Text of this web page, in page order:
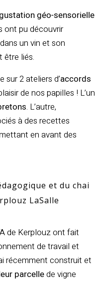
géo-sensorielle
ont pu découvrir
un vin et son
être liés.
sur 2 ateliers d’accords
de nos papilles ! L’un
. L’autre,
à des recettes
en avant des
et du chai
LaSalle
de Kerplouz ont fait
de travail et
récemment construit et
parcellede vigne